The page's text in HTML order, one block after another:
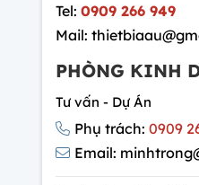
Tel:0909 266 949
Mail:
PHÒNG KINH
Tư vấn - Dự Án
Phụ trách:0909
Email: